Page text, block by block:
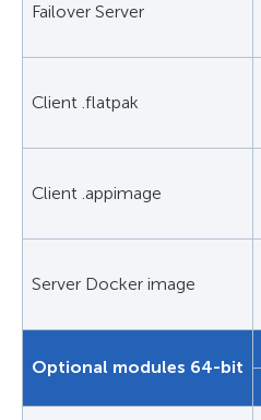
Failover Server
Client .flatpak
Client .appimage
Server Docker image
Optional modules 64-bit